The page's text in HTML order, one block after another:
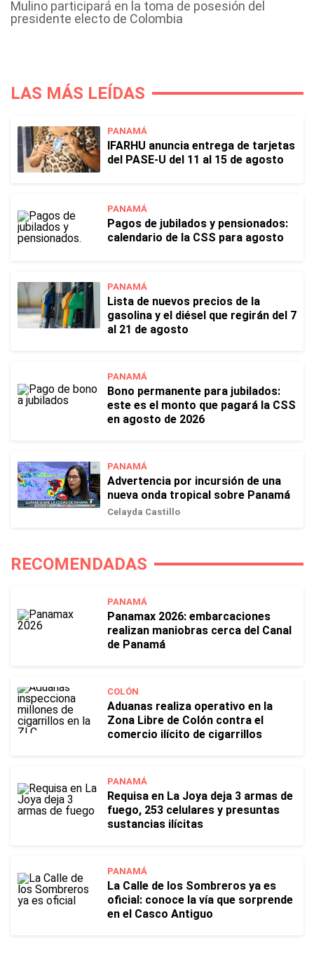
Mulino participará en la toma de posesión del
presidente electo de Colombia
LAS MÁS LEÍDAS
PANAMÁ
IFARHU anuncia entrega de tarjetas
del PASE-U del 11 al 15 de agosto
PANAMÁ
Pagos de jubilados y pensionados:
calendario de la CSS para agosto
PANAMÁ
Lista de nuevos precios de la
gasolina y el diésel que regirán del 7
al 21 de agosto
PANAMÁ
Bono permanente para jubilados:
este es el monto que pagará la CSS
en agosto de 2026
PANAMÁ
Advertencia por incursión de una
nueva onda tropical sobre Panamá
Celayda Castillo
RECOMENDADAS
PANAMÁ
Panamax 2026: embarcaciones
realizan maniobras cerca del Canal
de Panamá
COLÓN
Aduanas realiza operativo en la
Zona Libre de Colón contra el
comercio ilícito de cigarrillos
PANAMÁ
Requisa en La Joya deja 3 armas de
fuego, 253 celulares y presuntas
sustancias ilícitas
PANAMÁ
La Calle de los Sombreros ya es
oficial: conoce la vía que sorprende
en el Casco Antiguo